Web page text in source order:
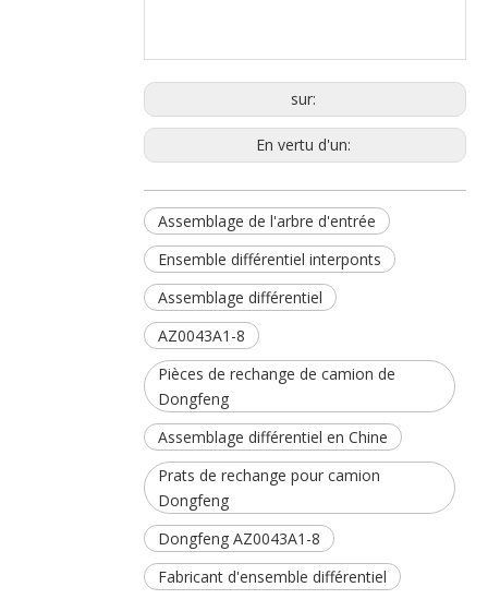
sur:
En vertu d'un:
Assemblage de l'arbre d'entrée
Ensemble différentiel interponts
Assemblage différentiel
AZ0043A1-8
Pièces de rechange de camion de
Dongfeng
Assemblage différentiel en Chine
Prats de rechange pour camion
Dongfeng
Dongfeng AZ0043A1-8
Fabricant d'ensemble différentiel